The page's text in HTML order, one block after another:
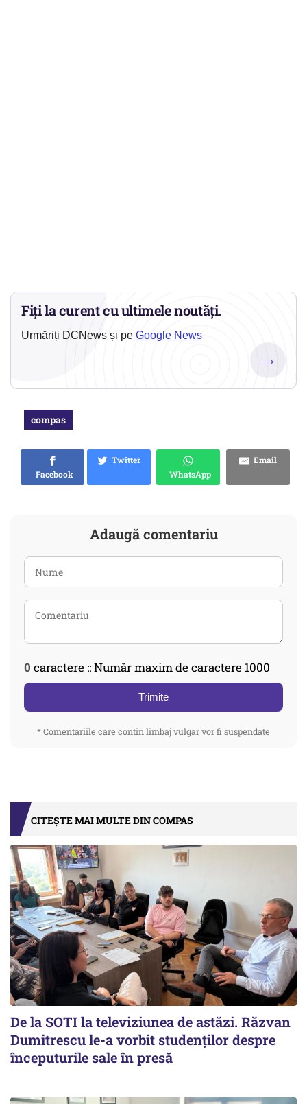
Fiți la curent cu ultimele noutăți.
Urmăriți DCNews și pe Google News
→
compas
Facebook
Twitter
WhatsApp
Email
Adaugă comentariu
0 caractere :: Număr maxim de caractere 1000
Trimite
* Comentariile care contin limbaj vulgar vor fi suspendate
CITEȘTE MAI MULTE DIN COMPAS
De la SOTI la televiziunea de astăzi. Răzvan
Dumitrescu le-a vorbit studenților despre
începuturile sale în presă